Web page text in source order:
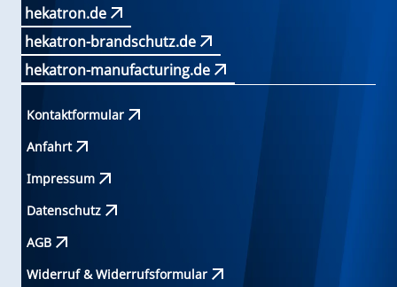
hekatron.de
hekatron-brandschutz.de
hekatron-manufacturing.de
Kontaktformular
Anfahrt
Impressum
Datenschutz
AGB
Widerruf & Widerrufsformular